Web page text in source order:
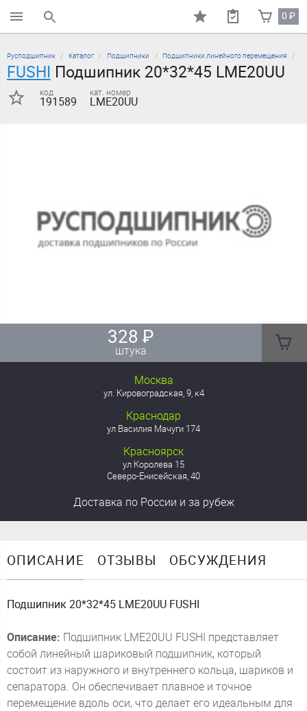
поиск по каталогу 0₽
Русподшипник Каталог Подшипники Подшипники линейного перемещения
FUSHI Подшипник 20*32*45 LME20UU
код
191589
кат. номер
LME20UU
328₽
штука
Москва
ул. Кировоградская, 9, к4
Краснодар
ул Василия Мачуги 174
Красноярск
ул Королева 15
Северо-Енисейская, 40
Доставка по России и за рубеж
ОПИСАНИЕ ОТЗЫВЫ ОБСУЖДЕНИЯ
Подшипник 20*32*45 LME20UU FUSHI
Описание: Подшипник LME20UU FUSHI представляет
собой линейный шариковый подшипник, который
состоит из наружного и внутреннего кольца, шариков и
сепаратора. Он обеспечивает плавное и точное
перемещение вдоль оси, что делает его идеальным для